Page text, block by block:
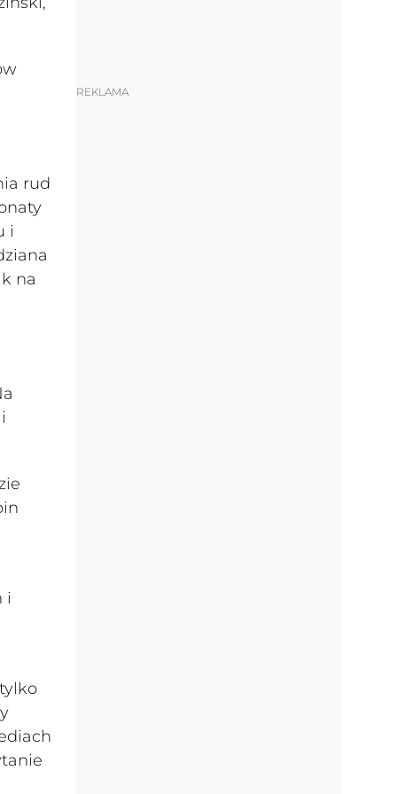
rud
i
na
i
REKLAMA